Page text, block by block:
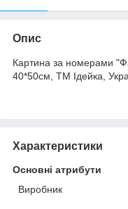
Опис
Картина за номерами
40*50см, ТМ Ідейка,
Характеристики
Основні атрибути
Виробник